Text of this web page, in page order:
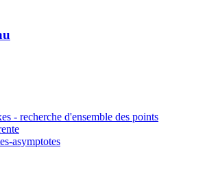
- recherche d'ensemble des points
asymptotes